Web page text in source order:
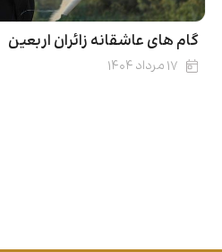
گام های عاشقانه زائران اربعین
۱۷ مرداد ۱۴۰۴